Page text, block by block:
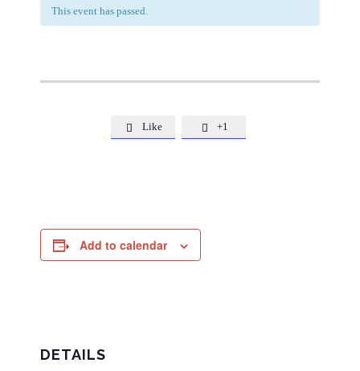
This event has passed.
 Like  +1
Add to calendar
DETAILS